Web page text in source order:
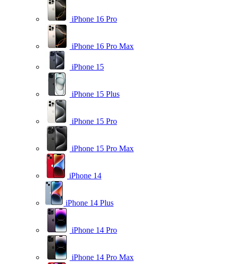
iPhone 16 Pro
iPhone 16 Pro Max
iPhone 15
iPhone 15 Plus
iPhone 15 Pro
iPhone 15 Pro Max
iPhone 14
iPhone 14 Plus
iPhone 14 Pro
iPhone 14 Pro Max